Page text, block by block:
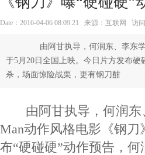
Date：2016-04-06 08:09:21 来源：互联网 访问
由阿甘执导，何润东、李东学
于5月20日全国上映。今日片方发布
杀，场面惊险战栗，更有钢刀酣
由阿甘执导，何润东
Man动作风格电影《钢
布“硬碰硬”动作预告，